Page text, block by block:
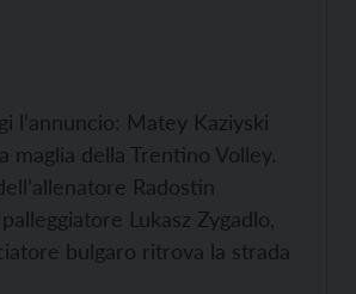
l’annuncio: Matey Kaziyski
maglia della Trentino Volley.
Radostin
Lukasz Zygadlo,
bulgaro ritrova la strada